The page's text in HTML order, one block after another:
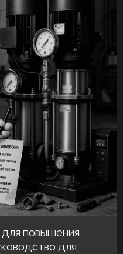
повышения
для